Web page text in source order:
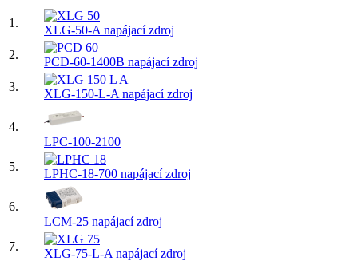
1.
XLG-50-A napájací zdroj
2.
PCD-60-1400B napájací zdroj
3.
XLG-150-L-A napájací zdroj
4.
LPC-100-2100
5.
LPHC-18-700 napájací zdroj
6.
LCM-25 napájací zdroj
7.
XLG-75-L-A napájací zdroj